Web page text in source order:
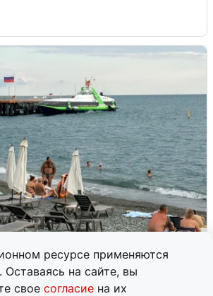
ресурсе применяются
на сайте, вы
свое согласие на их
Сочи рассказали
5 августа